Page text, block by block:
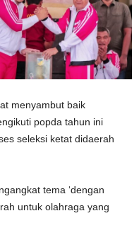
menyambut baik
popda tahun ini
seleksi ketat didaerah
tema ‘dengan
untuk olahraga yang